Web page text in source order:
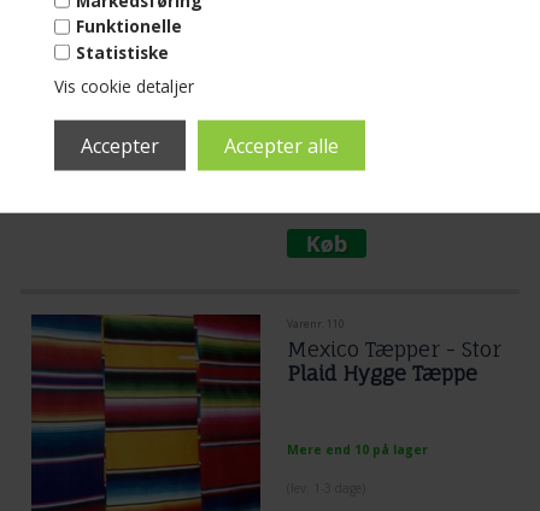
Funktionelle
Statistiske
Vis cookie detaljer
ikke synes om trådhængekøjer.
Læs mere...
Varenr. 110
Mexico Tæpper - Stor
Plaid Hygge Tæppe
Mere end 10 på lager